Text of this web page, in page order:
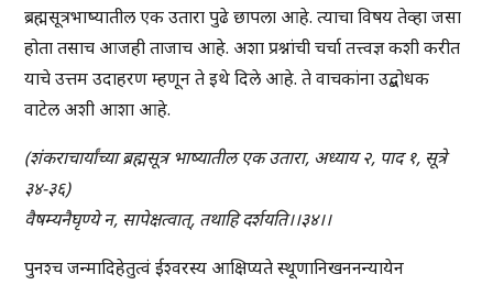
ब्रह्मसूत्रभाष्यातील एक उतारा पुढे छापला आहे. त्याचा विषय तेव्हा जसा
होता तसाच आजही ताजाच आहे. अशा प्रश्नांची चर्चा तत्त्वज्ञ कशी करीत
याचे उत्तम उदाहरण म्हणून ते इथे दिले आहे. ते वाचकांना उद्बोधक
वाटेल अशी आशा आहे.
(शंकराचार्यांच्या ब्रह्मसूत्र भाष्यातील एक उतारा, अध्याय २, पाद १, सूत्रे
३४-३६)
वैषम्यनैघृण्ये न, सापेक्षत्वात्, तथाहि दर्शयति।।३४।।
पुनश्च जन्मादिहेतुत्वं ईश्वरस्य आक्षिप्यते स्थूणानिखननन्यायेन